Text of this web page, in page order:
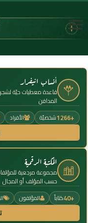
أنساب انيفرار
قاعدة معطيات حيّة
المدافن
+1266 شخصيّة الأفراد
المكتبة الرقمية
مجموعة مرجعية
حسب المؤلف أو المجال
+40 كتاباً المؤلفون